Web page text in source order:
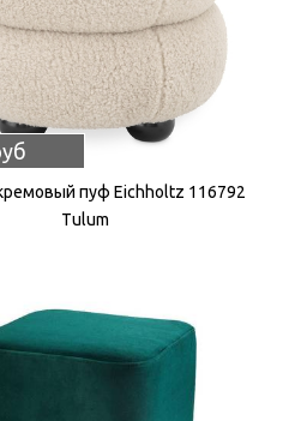
пуф Eichholtz 116792
Tulum